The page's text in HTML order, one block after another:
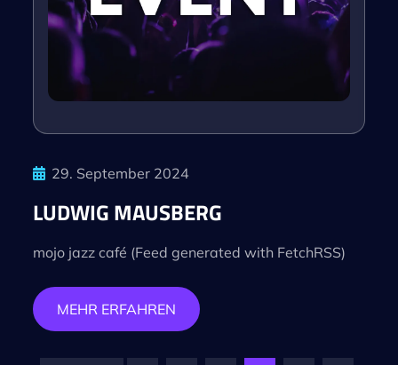
29. September 2024
LUDWIG MAUSBERG
mojo jazz café (Feed generated with FetchRSS)
MEHR ERFAHREN